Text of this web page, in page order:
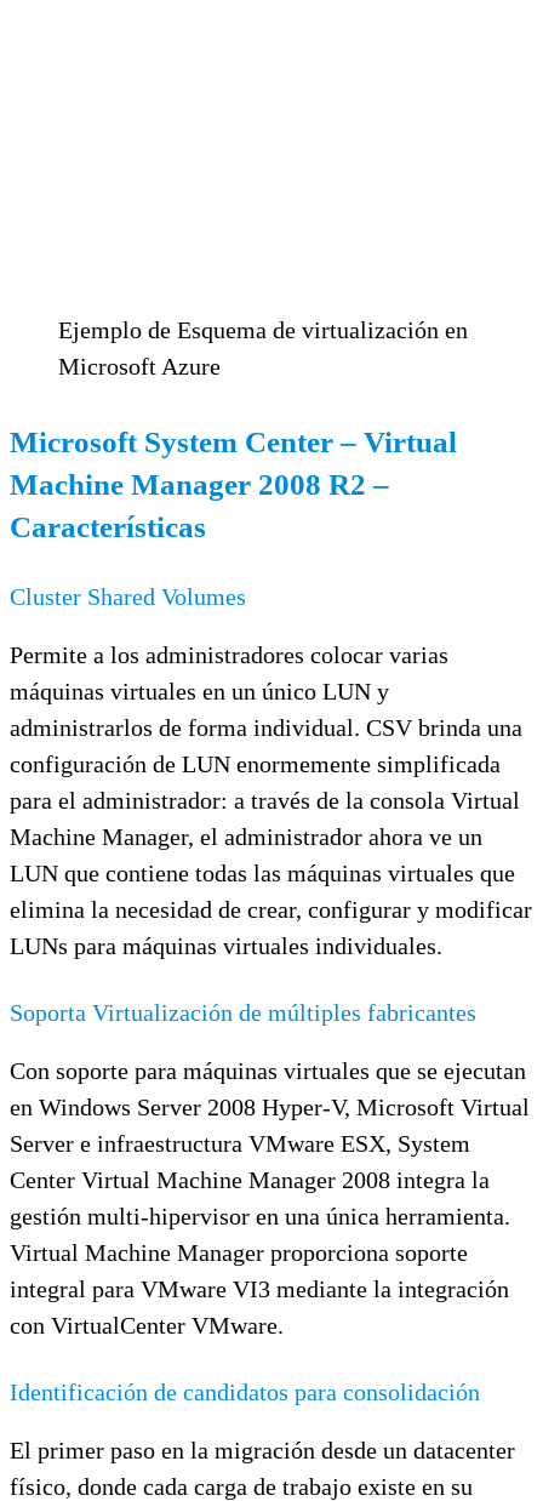
Ejemplo de Esquema de virtualización en
Microsoft Azure
Microsoft System Center – Virtual
Machine Manager 2008 R2 –
Características
Cluster Shared Volumes
Permite a los administradores colocar varias
máquinas virtuales en un único LUN y
administrarlos de forma individual. CSV brinda una
configuración de LUN enormemente simplificada
para el administrador: a través de la consola Virtual
Machine Manager, el administrador ahora ve un
LUN que contiene todas las máquinas virtuales que
elimina la necesidad de crear, configurar y modificar
LUNs para máquinas virtuales individuales.
Soporta Virtualización de múltiples fabricantes
Con soporte para máquinas virtuales que se ejecutan
en Windows Server 2008 Hyper-V, Microsoft Virtual
Server e infraestructura VMware ESX, System
Center Virtual Machine Manager 2008 integra la
gestión multi-hipervisor en una única herramienta.
Virtual Machine Manager proporciona soporte
integral para VMware VI3 mediante la integración
con VirtualCenter VMware.
Identificación de candidatos para consolidación
El primer paso en la migración desde un datacenter
físico, donde cada carga de trabajo existe en su